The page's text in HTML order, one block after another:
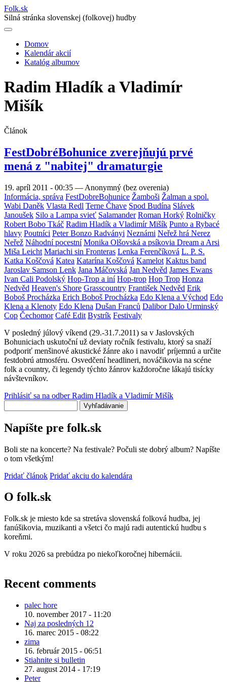
Folk.sk
Silná stránka slovenskej (folkovej) hudby
Main
navigation
Domov
Kalendár akcií
Katalóg albumov
Radim Hladík a Vladimír
Mišík
Článok
FestDobréBohunice zverejňujú prvé
mená z "nabitej" dramaturgie
19. apríl 2011 - 00:35 — Anonymný (bez overenia)
Informácia, správa FestDobreBohunice Žamboši Žalman a spol.
Wabi Daněk Vlasta Redl Terne Čhave Spod Budína Slávek
Janoušek Silo a Lampa svieť Salamander Roman Horký Rolničky
Robert Bobo Tkáč Radim Hladík a Vladimír Mišík Punto a Rybacé
hlavy Poutníci Peter Bonzo Radványi Neznámi Neřež hrá Nerez
Neřež Náhodní pocestní Monika Olšovská a psíkovia Dream a Arsi
Miša Leicht Mariachi sin Fronteras Lenka Ferenčíková L. P. S.
Katka Koščová Katea Katarína Koščová Kamelot Kaktus band
Jaroslav Samson Lenk Jana Máčovská Jan Nedvěd James Ewans
Ivan Cali Podolský Hop-Trop a iní Hop-trop Hop Trop Honza
Nedvěd Heaven's Shore Grasscountry František Nedvěd Erik
Boboš Procházka Erich Boboš Procházka Edo Klena a Východ Edo
Klena a Klenoty Edo Klena Dušan Franců Dalibor Dalo Urminský
Cop Čechomor Café Edit Bystrík Festivaly
V posledný júlový víkend (29.-31.7.2011) sa v Jaslovských
Bohuniciach uskutoční už deviaty ročník festivalu, ktorý sa snaží
podporiť menšinové akustické žánre ako i navodiť príjemnú a určite
festdobrú atmosféru. Osvedčení headlineri, nováčikovia na scéne
folk a country, či legendy týchto žánrov každoročne lákajú tisícky
návštevníkov.
Prihlásiť sa na odber Radim Hladík a Vladimír Mišík
Napíšte pre folk.sk
Boli ste na koncerte? Na festivale? Počuli ste dobrý album? Napíšte
o tom všetkým!
Pridať článok Pridať akciu do kalendára
O folk.sk
Folk.sk je miesto kde sa stretáva slovenská folková hudba, jej
fanúšikovia, muzikanti a všetci čo majú radi autentickú hudbu s
koreňmi.
V roku 2026 sa prebúdza po niekoľkoročnej hibernácii.
Recent comments
palec hore
10. november 2017 - 11:20
Naj za posledných 12
16. marec 2015 - 08:22
zima
16. február 2015 - 06:51
Stiahnite si bulletin
27. august 2014 - 17:19
Peter